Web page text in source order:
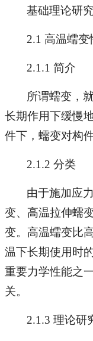
基础理论研
2.1 高温蠕
2.1.1 简介
所谓蠕变，
长期作用下缓慢
件下，蠕变对构
2.1.2 分类
由于施加应
变、高温拉伸蠕
变。高温蠕变比
温下长期使用时
重要力学性能之
关。
2.1.3 理论研